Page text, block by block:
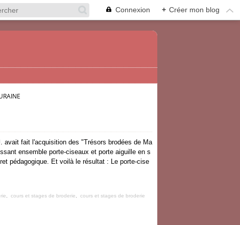
Connexion + Créer mon blog
avait fait l'acquisition des "Trésors brodées de Ma
ensemble porte-ciseaux et porte aiguille en s
pédagogique. Et voilà le résultat : Le porte-cise
cours et stages de broderie
cours et stages de broderie